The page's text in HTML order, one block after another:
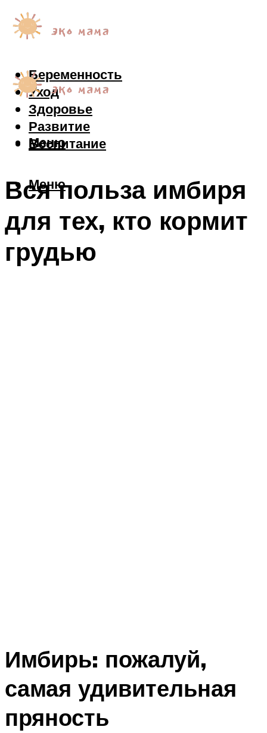
Беременность
Уход
Здоровье
Развитие
Воспитание
Меню
Меню
Вся польза имбиря
для тех, кто кормит
грудью
Имбирь: пожалуй,
самая удивительная
пряность